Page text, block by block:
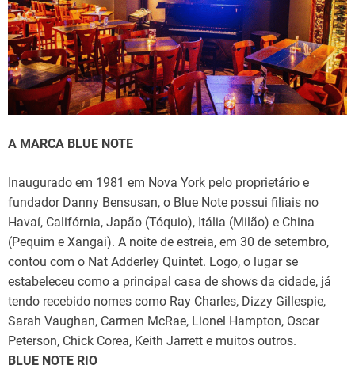
A MARCA BLUE NOTE
Inaugurado em 1981 em Nova York pelo proprietário e
fundador Danny Bensusan, o Blue Note possui filiais no
Havaí, Califórnia, Japão (Tóquio), Itália (Milão) e China
(Pequim e Xangai). A noite de estreia, em 30 de setembro,
contou com o Nat Adderley Quintet. Logo, o lugar se
estabeleceu como a principal casa de shows da cidade, já
tendo recebido nomes como Ray Charles, Dizzy Gillespie,
Sarah Vaughan, Carmen McRae, Lionel Hampton, Oscar
Peterson, Chick Corea, Keith Jarrett e muitos outros.
BLUE NOTE RIO